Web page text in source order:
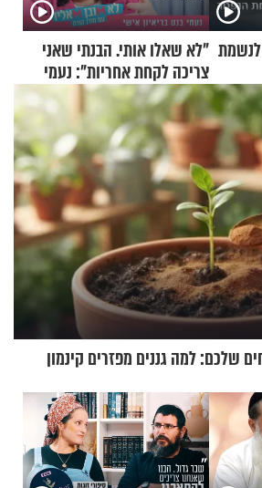
לנשמת "לא שאלו אותי. הבנתי שאני
צריכה לקחת אחריות": נעמי
בנט בריאיון אישי
שלכם: למה גננים מפזרים קינמון